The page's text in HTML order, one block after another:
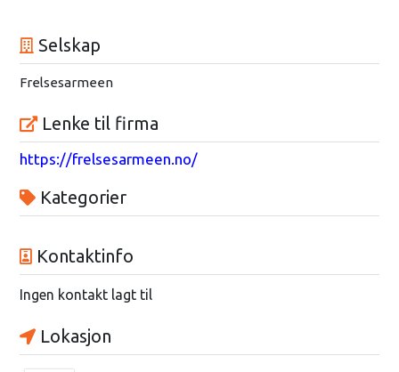
Selskap
Frelsesarmeen
Lenke til firma
https://frelsesarmeen.no/
Kategorier
Kontaktinfo
Ingen kontakt lagt til
Lokasjon